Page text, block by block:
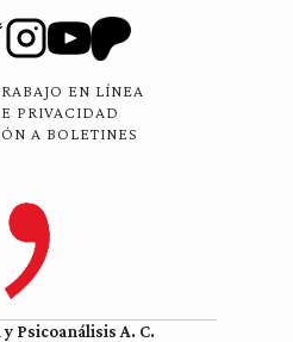
EN LÍNEA
PRIVACIDAD
A BOLETINES
Psicoanálisis A. C.